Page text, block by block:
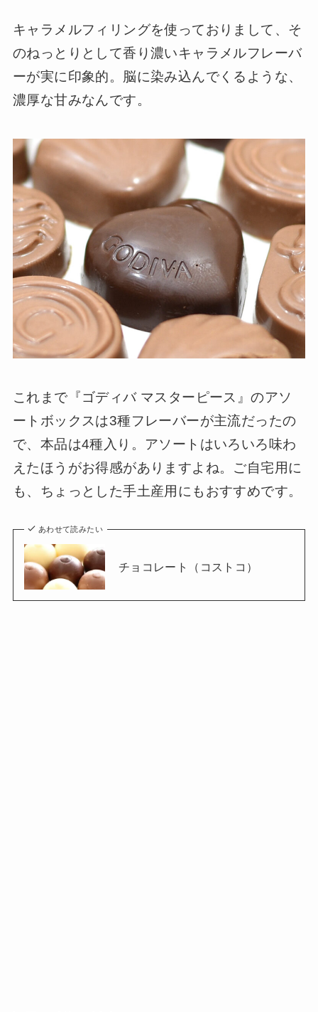
キャラメルフィリングを使っておりまして、そ
のねっとりとして香り濃いキャラメルフレーバ
ーが実に印象的。脳に染み込んでくるような、
濃厚な甘みなんです。
これまで『ゴディバ マスターピース』のアソ
ートボックスは3種フレーバーが主流だったの
で、本品は4種入り。アソートはいろいろ味わ
えたほうがお得感がありますよね。ご自宅用に
も、ちょっとした手土産用にもおすすめです。
あわせて読みたい
チョコレート（コストコ）